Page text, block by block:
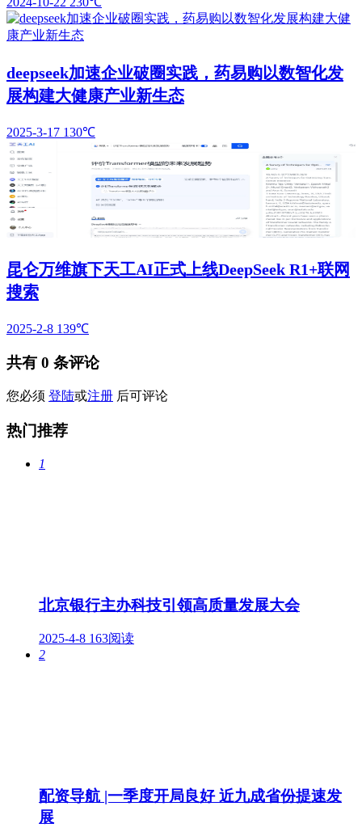
deepseek加速企业破圈实践，药易购以数智化发
展构建大健康产业新生态
2025-3-17 130℃
昆仑万维旗下天工AI正式上线DeepSeek R1+联网
搜索
2025-2-8 139℃
共有 0 条评论
您必须 登陆或注册 后可评论
热门推荐
1
北京银行主办科技引领高质量发展大会
2025-4-8 163阅读
2
配资导航 |一季度开局良好 近九成省份提速发
展